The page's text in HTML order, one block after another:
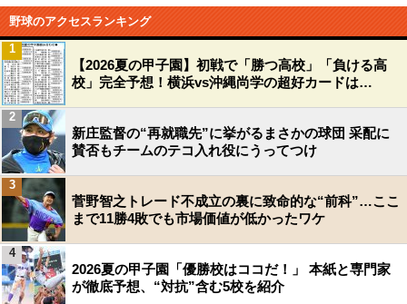
野球のアクセスランキング
【2026夏の甲子園】初戦で「勝つ高校」「負ける高
校」完全予想！横浜vs沖縄尚学の超好カードは…
1
新庄監督の“再就職先”に挙がるまさかの球団 采配に
賛否もチームのテコ入れ役にうってつけ
2
菅野智之トレード不成立の裏に致命的な“前科”…ここ
まで11勝4敗でも市場価値が低かったワケ
3
2026夏の甲子園「優勝校はココだ！」 本紙と専門家
が徹底予想、“対抗”含む5校を紹介
4